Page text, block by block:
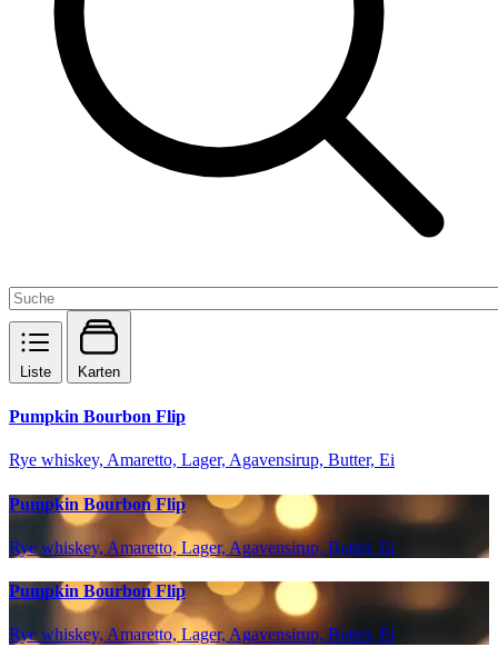
Liste Karten
Pumpkin Bourbon Flip
Rye whiskey, Amaretto, Lager, Agavensirup, Butter, Ei
Pumpkin Bourbon Flip
Rye whiskey, Amaretto, Lager, Agavensirup, Butter, Ei
Pumpkin Bourbon Flip
Rye whiskey, Amaretto, Lager, Agavensirup, Butter, Ei